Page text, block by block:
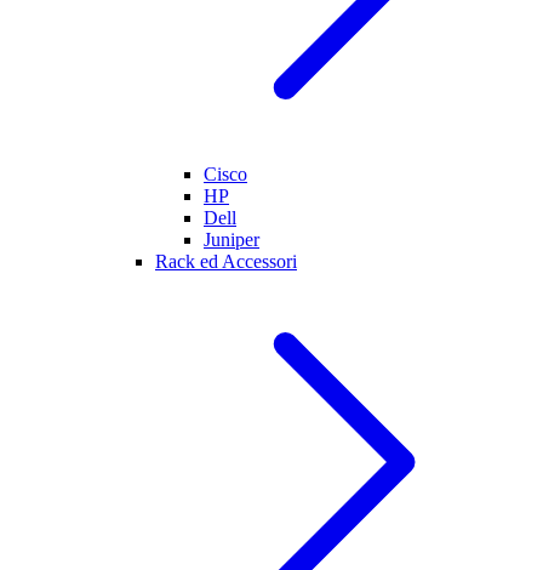
Cisco
HP
Dell
Juniper
Rack ed Accessori